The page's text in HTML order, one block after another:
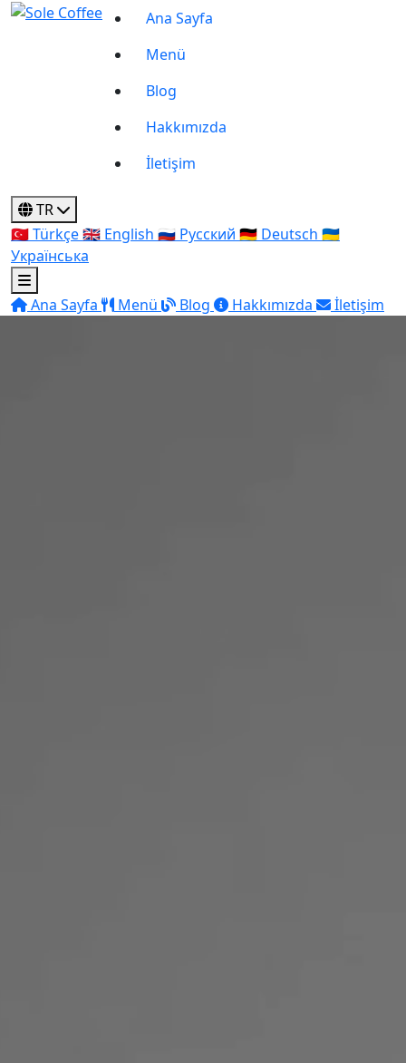
Ana Sayfa
Menü
Blog
Hakkımızda
İletişim
TR
🇹🇷Türkçe🇬🇧 English 🇷🇺 Русский 🇩🇪 Deutsch 🇺🇦
Українська
Ana Sayfa Menü Blog Hakkımızda İletişim